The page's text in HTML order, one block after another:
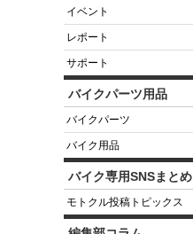
イベント
レポート
サポート
バイクパーツ用品
バイクパーツ
バイク用品
バイク専用SNSまとめ
モトクル投稿トピックス